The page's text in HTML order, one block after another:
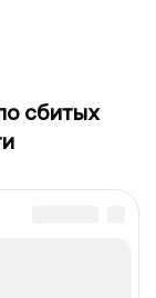
сбитых